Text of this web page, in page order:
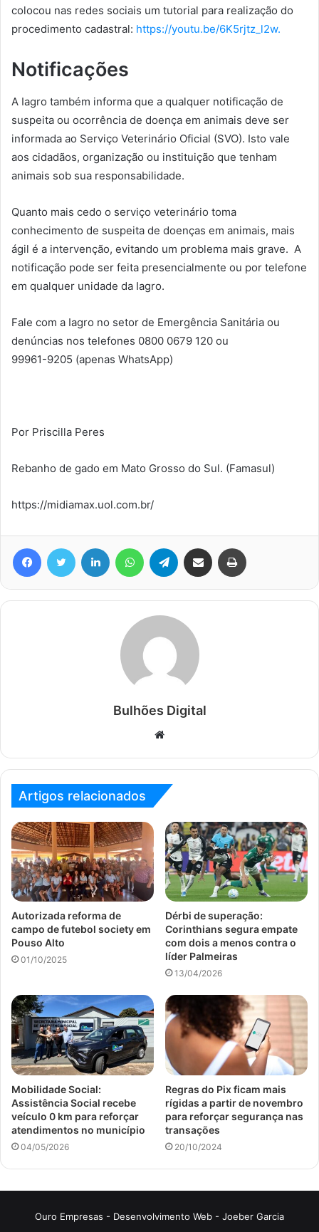
colocou nas redes sociais um tutorial para realização do
procedimento cadastral: https://youtu.be/6K5rjtz_l2w.
Notificações
A Iagro também informa que a qualquer notificação de
suspeita ou ocorrência de doença em animais deve ser
informada ao Serviço Veterinário Oficial (SVO). Isto vale
aos cidadãos, organização ou instituição que tenham
animais sob sua responsabilidade.
Quanto mais cedo o serviço veterinário toma
conhecimento de suspeita de doenças em animais, mais
ágil é a intervenção, evitando um problema mais grave. A
notificação pode ser feita presencialmente ou por telefone
em qualquer unidade da Iagro.
Fale com a Iagro no setor de Emergência Sanitária ou
denúncias nos telefones 0800 0679 120 ou
99961-9205 (apenas WhatsApp)
Por Priscilla Peres
Rebanho de gado em Mato Grosso do Sul. (Famasul)
https://midiamax.uol.com.br/
FacebookTwitter Linkedin WhatsAppTelegram Compartilhar via e-mail
Bulhões Digital
Website
Artigos relacionados
Autorizada reforma de
campo de futebol society em
Pouso Alto
01/10/2025
Dérbi de superação:
Corinthians segura empate
com dois a menos contra o
líder Palmeiras
13/04/2026
Mobilidade Social:
Assistência Social recebe
veículo 0 km para reforçar
atendimentos no município
04/05/2026
Regras do Pix ficam mais
rígidas a partir de novembro
para reforçar segurança nas
transações
20/10/2024
Ouro Empresas - Desenvolvimento Web - Joeber Garcia